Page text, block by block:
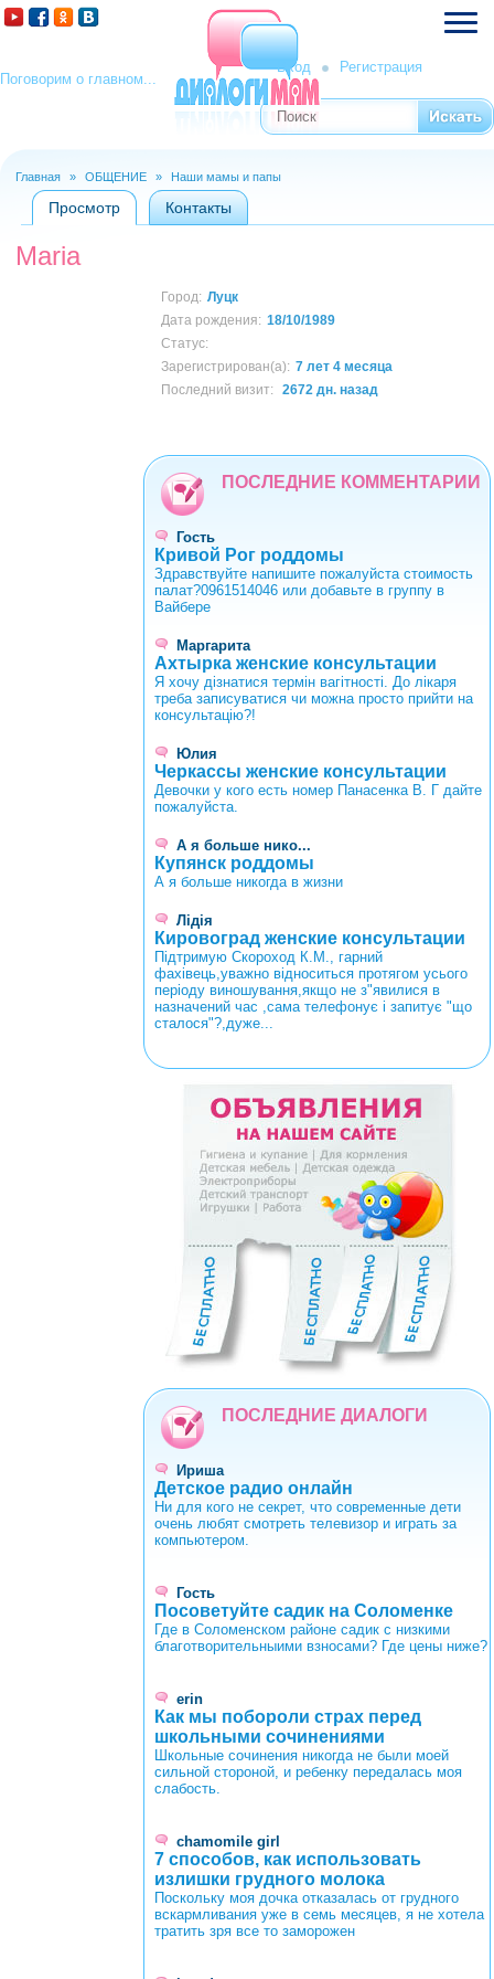
Поговорим о главном...
Вход Регистрация
Форма поиска
Поиск
Вы здесь
Главная » ОБЩЕНИЕ » Наши мамы и папы
Главные вкладки
Просмотр (активная вкладка)
Контакты
Maria
Город: Луцк
Дата рождения: 18/10/1989
Статус:
Зарегистрирован(а): 7 лет 4 месяца
Последний визит:
2672 дн. назад
ПОСЛЕДНИЕ КОММЕНТАРИИ
Гость
Кривой Рог роддомы
Здравствуйте напишите пожалуйста стоимость
палат?0961514046 или добавьте в группу в
Вайбере
Маргарита
Ахтырка женские консультации
Я хочу дізнатися термін вагітності. До лікаря
треба записуватися чи можна просто прийти на
консультацію?!
Юлия
Черкассы женские консультации
Девочки у кого есть номер Панасенка В. Г дайте
пожалуйста.
А я больше нико...
Купянск роддомы
А я больше никогда в жизни
Лідія
Кировоград женские консультации
Підтримую Скороход К.М., гарний
фахівець,уважно відноситься протягом усього
періоду виношування,якщо не з"явилися в
назначений час ,сама телефонує і запитує "що
сталося"?,дуже...
0123456789
ПОСЛЕДНИЕ ДИАЛОГИ
Ириша
Детское радио онлайн
Ни для кого не секрет, что современные дети
очень любят смотреть телевизор и играть за
компьютером.
Гость
Посоветуйте садик на Соломенке
Где в Соломенском районе садик с низкими
благотворительныими взносами? Где цены ниже?
erin
Как мы побороли страх перед
школьными сочинениями
Школьные сочинения никогда не были моей
сильной стороной, и ребенку передалась моя
слабость.
chamomile girl
7 способов, как использовать
излишки грудного молока
Поскольку моя дочка отказалась от грудного
вскармливания уже в семь месяцев, я не хотела
тратить зря все то заморожен